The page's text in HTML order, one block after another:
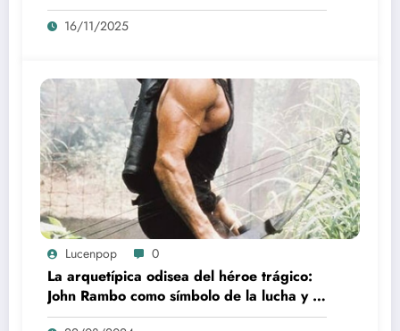
16/11/2025
Lucenpop 0
La arquetípica odisea del héroe trágico:
John Rambo como símbolo de la lucha y la
alienación en la modernidad